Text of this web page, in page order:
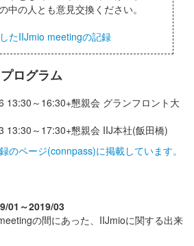
中の人とも意見交換ください。
たIIJmio meetingの記録
ログラム
13:30～16:30+懇親会 グランフロント大
13:30～17:30+懇親会 IIJ本社(飯田橋)
のページ(connpass)に掲載しています。
01～2019/03
の間にあった、IIJmioに関する出来